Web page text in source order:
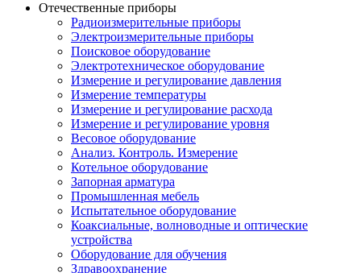
Отечественные приборы
Радиоизмерительные приборы
Электроизмерительные приборы
Поисковое оборудование
Электротехническое оборудование
Измерение и регулирование давления
Измерение температуры
Измерение и регулирование расхода
Измерение и регулирование уровня
Весовое оборудование
Анализ. Контроль. Измерение
Котельное оборудование
Запорная арматура
Промышленная мебель
Испытательное оборудование
Коаксиальные, волноводные и оптические
устройства
Оборудование для обучения
Здравоохранение